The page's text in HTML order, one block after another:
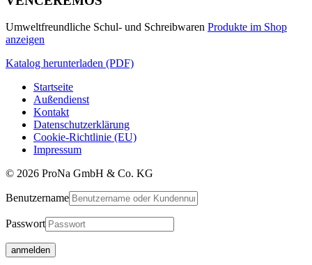
Umweltfreundliche Schul- und Schreibwaren Produkte im Shop
anzeigen
Katalog herunterladen (PDF)
Startseite
Außendienst
Kontakt
Datenschutzerklärung
Cookie-Richtlinie (EU)
Impressum
© 2026 ProNa GmbH & Co. KG
Benutzername
Passwort